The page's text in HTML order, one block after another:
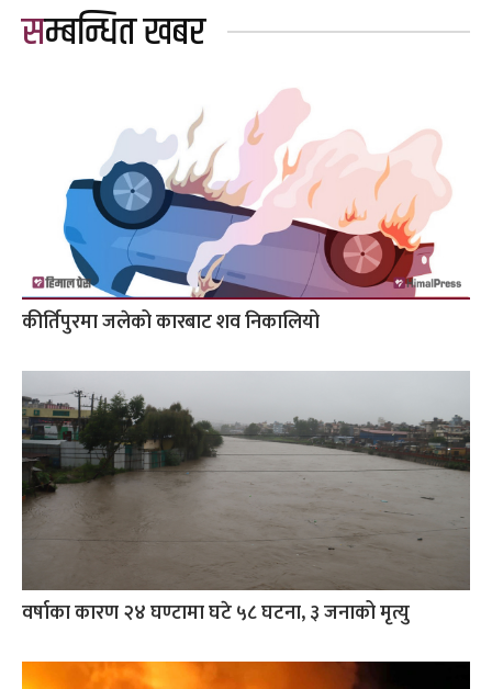
सम्बन्धित खबर
कीर्तिपुरमा जलेको कारबाट शव निकालियो
वर्षाका कारण २४ घण्टामा घटे ५८ घटना, ३ जनाको मृत्यु